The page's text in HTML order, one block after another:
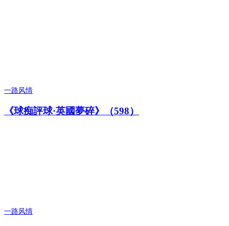
一路风情
《球痴評球·英國夢碎》（598）
一路风情